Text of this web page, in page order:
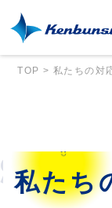
TOP >私たちの対
私たち